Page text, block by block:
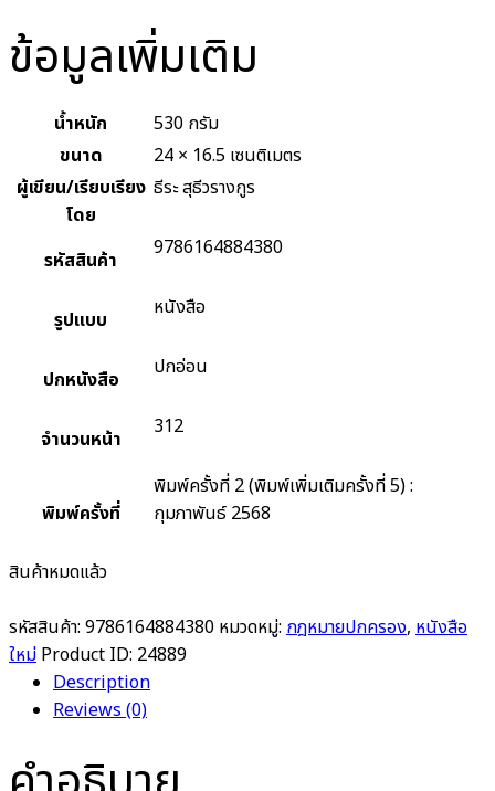
ข้อมูลเพิ่มเติม
น้ำหนัก
530 กรัม
ขนาด
24 × 16.5 เซนติเมตร
ผู้เขียน/เรียบเรียง
โดย
ธีระ สุธีวรางกูร
รหัสสินค้า 9786164884380
รูปแบบ หนังสือ
ปกหนังสือ ปกอ่อน
จำนวนหน้า 312
พิมพ์ครั้งที่
พิมพ์ครั้งที่ 2 (พิมพ์เพิ่มเติมครั้งที่ 5) :
กุมภาพันธ์ 2568
สินค้าหมดแล้ว
รหัสสินค้า: 9786164884380 หมวดหมู่: กฎหมายปกครอง, หนังสือ
ใหม่ Product ID: 24889
Description
Reviews (0)